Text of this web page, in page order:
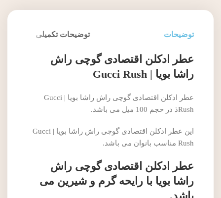
توضیحات توضیحات تکمیلی
عطر ادکلن اقتصادی گوچی راش
راشا بویا | Gucci Rush
عطر ادکلن اقتصادی گوچی راش راشا بویا | Gucci
Rushذ در حجم 100 میل می باشد.
این عطر ادکلن اقتصادی گوچی راش راشا بویا | Gucci
Rush مناسب بانوان می باشد.
عطر ادکلن اقتصادی گوچی راش
راشا بویا با رایحه گرم و شیرین می